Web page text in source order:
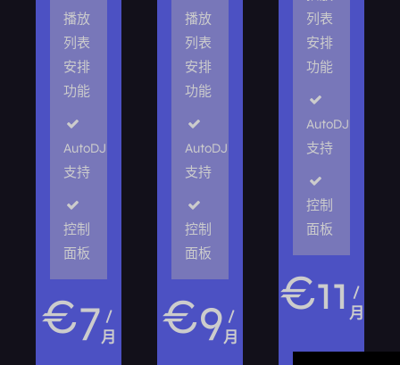
播放
列表
安排
功能
AutoDJ
支持
控制
面板
€7 /
月
播放
列表
安排
功能
AutoDJ
支持
控制
面板
€9 /
月
列表
安排
功能
AutoDJ
支持
控制
面板
€11 /
月